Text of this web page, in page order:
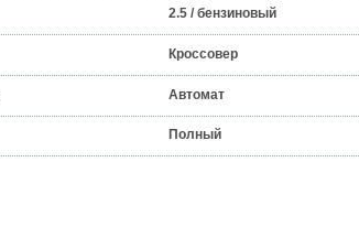
2.5 / бензиновый
Кроссовер
Автомат
Полный